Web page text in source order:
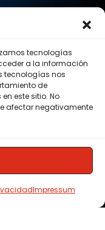
tecnologías
a la información
tecnologías nos
de
este sitio. No
afectar negativamente
Impressum
reservados.